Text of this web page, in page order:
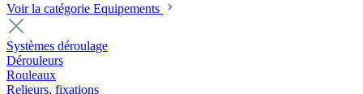
Voir la catégorie Equipements
Systèmes déroulage
Dérouleurs
Rouleaux
Relieurs, fixations